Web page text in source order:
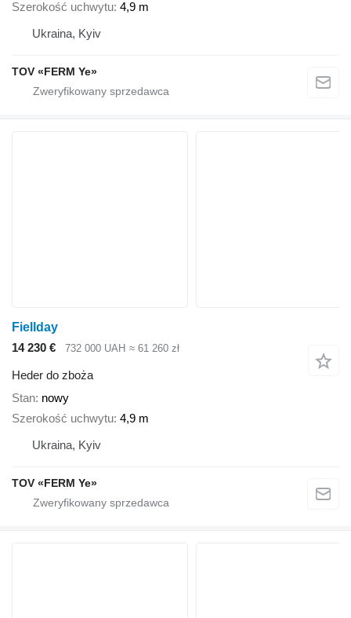
Szerokość uchwytu 4,9 m
Ukraina, Kyiv
TOV «FERM Ye»
Fiellday
14 230 €
732 000 UAH ≈ 61 260 zł
Heder do zboża
Stan nowy
Szerokość uchwytu 4,9 m
Ukraina, Kyiv
TOV «FERM Ye»